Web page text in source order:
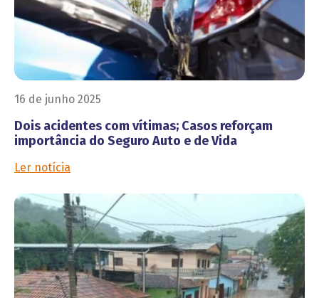
16 de junho 2025
Dois acidentes com vítimas; Casos reforçam
importância do Seguro Auto e de Vida
Ler notícia